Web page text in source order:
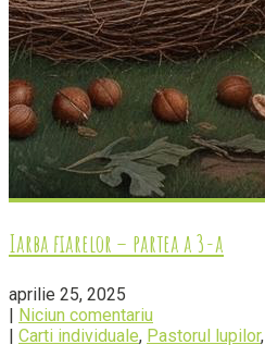
Iarba fiarelor – partea a 3-a
aprilie 25, 2025
| Niciun comentariu
| Carti individuale, Pastorul lupilor,